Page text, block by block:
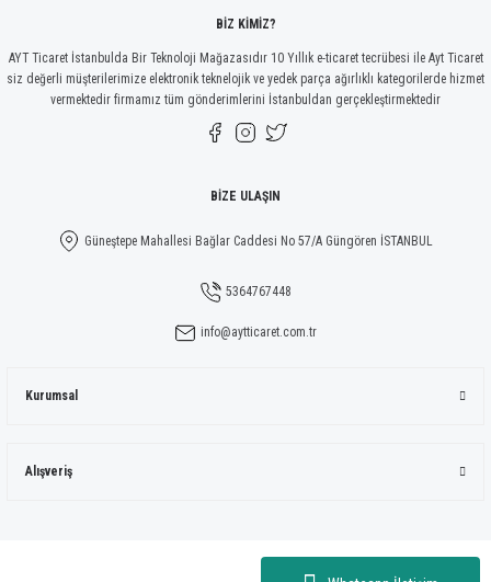
BİZ KİMİZ?
AYT Ticaret İstanbulda Bir Teknoloji Mağazasıdır 10 Yıllık e-ticaret tecrübesi ile Ayt Ticaret
siz değerli müşterilerimize elektronik teknelojik ve yedek parça ağırlıklı kategorilerde hizmet
vermektedir firmamız tüm gönderimlerini İstanbuldan gerçekleştirmektedir
BİZE ULAŞIN
Güneştepe Mahallesi Bağlar Caddesi No 57/A Güngören İSTANBUL
5364767448
info@aytticaret.com.tr
Kurumsal
Alışveriş